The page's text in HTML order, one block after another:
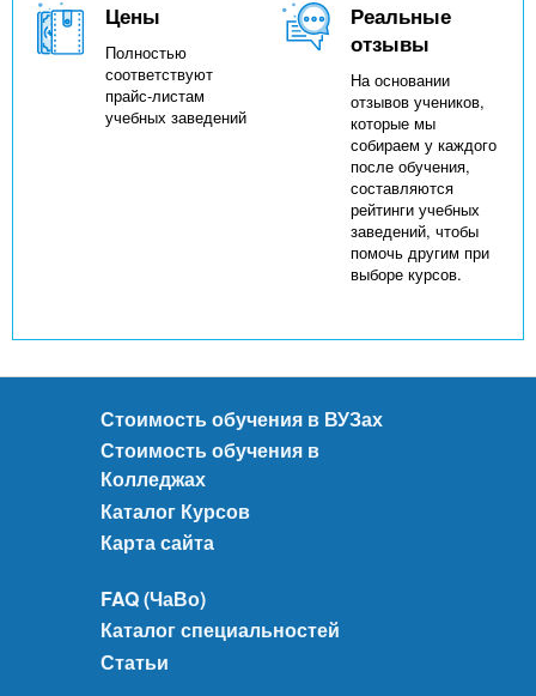
Цены
Полностью
соответствуют
прайс-листам
учебных заведений
Реальные
отзывы
На основании
отзывов учеников,
которые мы
собираем у каждого
после обучения,
составляются
рейтинги учебных
заведений, чтобы
помочь другим при
выборе курсов.
Стоимость обучения в ВУЗах
Стоимость обучения в
Колледжах
Каталог Курсов
Карта сайта
FAQ (ЧаВо)
Каталог специальностей
Статьи